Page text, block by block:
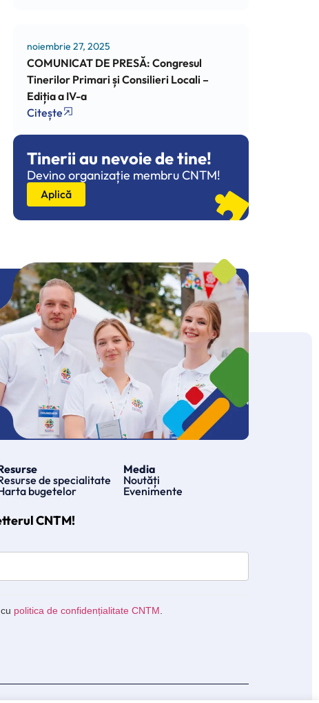
noiembrie 27, 2025
COMUNICAT DE PRESĂ: Congresul
Tinerilor Primari și Consilieri Locali –
Ediția a IV-a
Citește
Tinerii au nevoie de tine!
Devino organizație membru CNTM!
Aplică
de specialitate
bugetelor
Media
Noutăți
Evenimente
CNTM!
politica de confidențialitate CNTM